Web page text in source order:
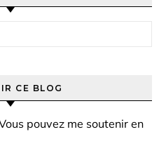
CE BLOG
pouvez me soutenir en